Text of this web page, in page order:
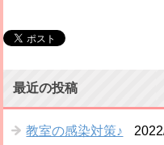
最近の投稿
教室の感染対策♪